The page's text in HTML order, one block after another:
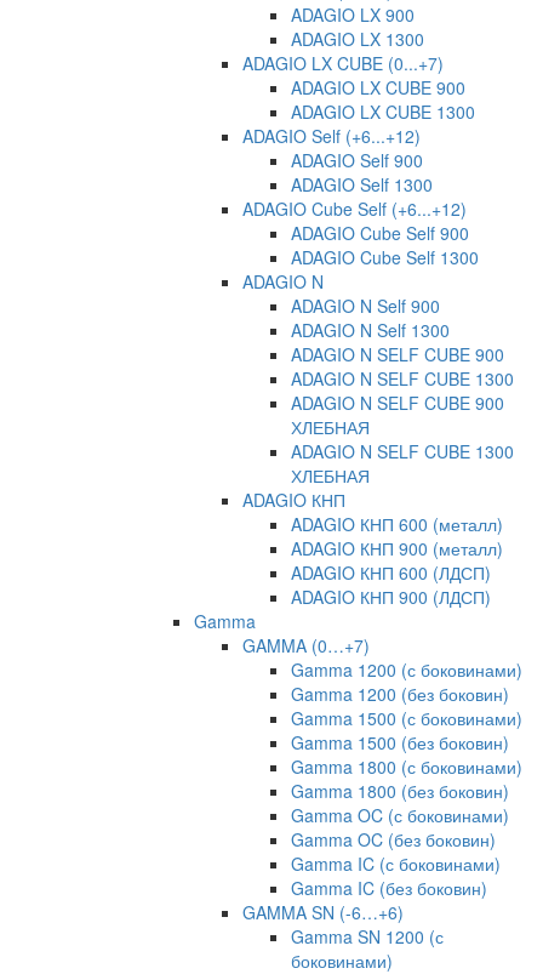
ADAGIO LX 900
ADAGIO LX 1300
ADAGIO LX CUBE (0...+7)
ADAGIO LX CUBE 900
ADAGIO LX CUBE 1300
ADAGIO Self (+6...+12)
ADAGIO Self 900
ADAGIO Self 1300
ADAGIO Cube Self (+6...+12)
ADAGIO Cube Self 900
ADAGIO Cube Self 1300
ADAGIO N
ADAGIO N Self 900
ADAGIO N Self 1300
ADAGIO N SELF CUBE 900
ADAGIO N SELF CUBE 1300
ADAGIO N SELF CUBE 900
ХЛЕБНАЯ
ADAGIO N SELF CUBE 1300
ХЛЕБНАЯ
ADAGIO КНП
ADAGIO КНП 600 (металл)
ADAGIO КНП 900 (металл)
ADAGIO КНП 600 (ЛДСП)
ADAGIO КНП 900 (ЛДСП)
Gamma
GAMMA (0…+7)
Gamma 1200 (с боковинами)
Gamma 1200 (без боковин)
Gamma 1500 (с боковинами)
Gamma 1500 (без боковин)
Gamma 1800 (с боковинами)
Gamma 1800 (без боковин)
Gamma OC (с боковинами)
Gamma OC (без боковин)
Gamma IC (с боковинами)
Gamma IC (без боковин)
GAMMA SN (-6…+6)
Gamma SN 1200 (с
боковинами)